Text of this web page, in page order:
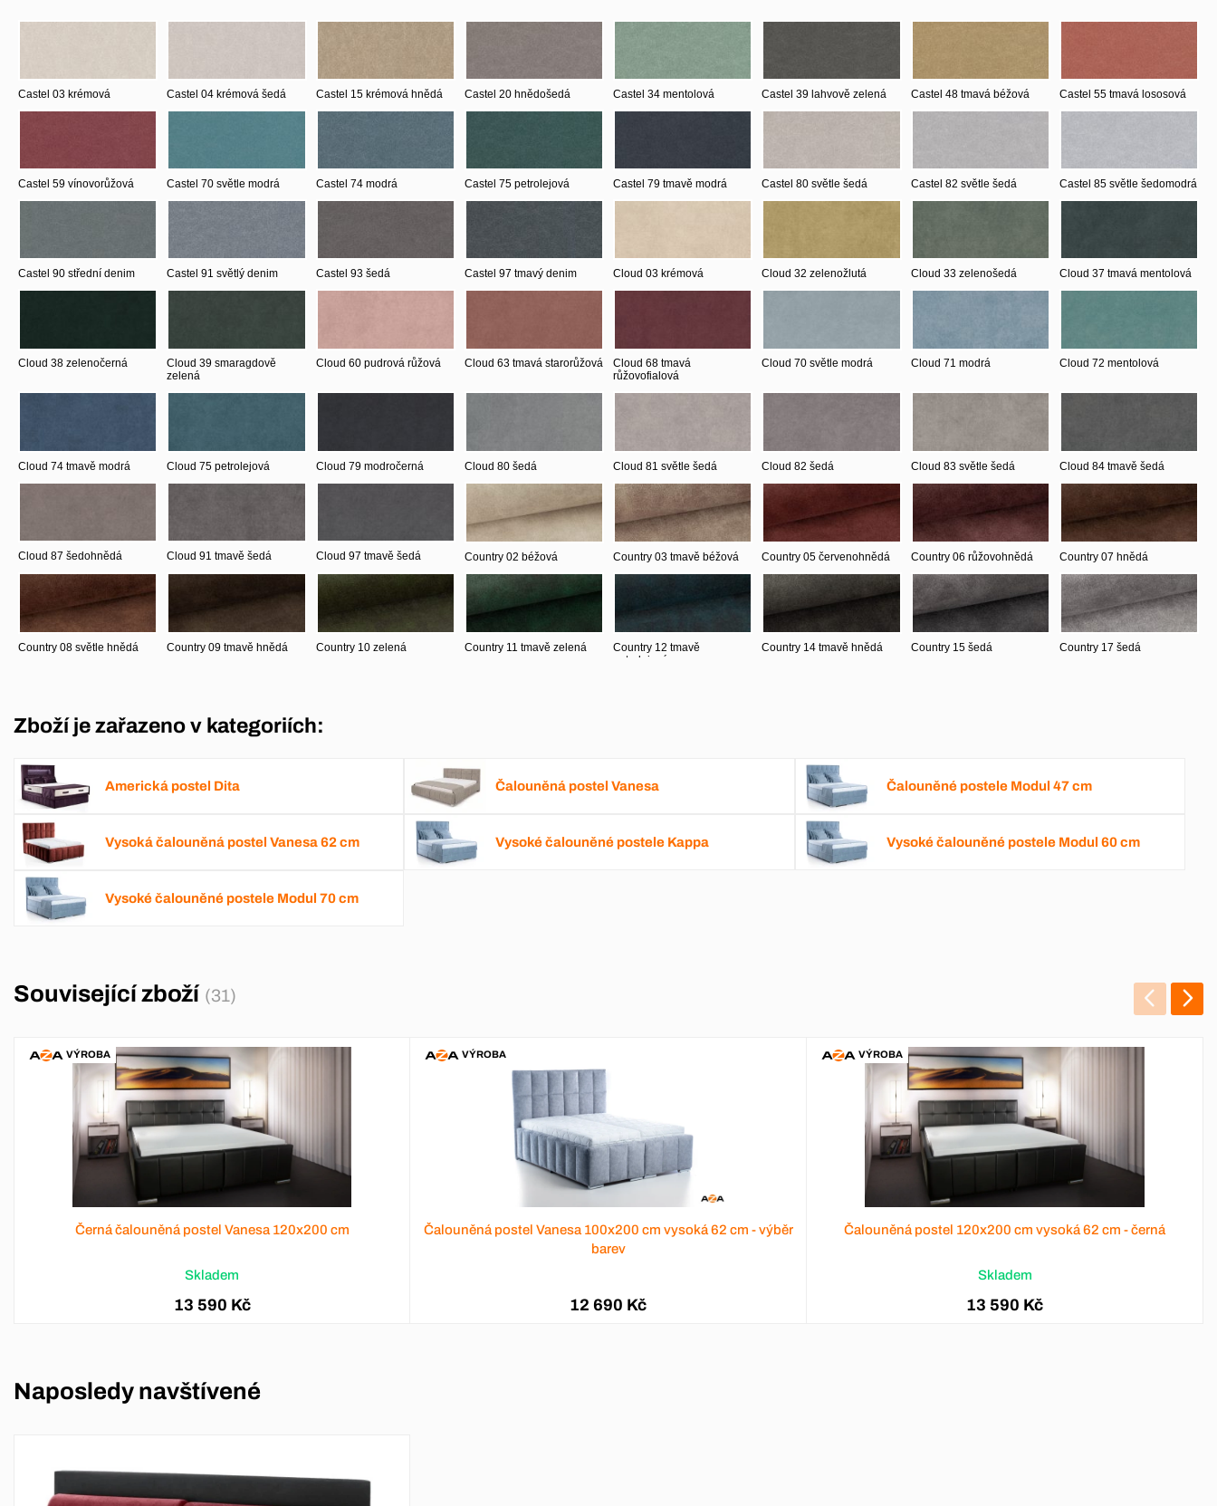
Zboží je zařazeno v kategoriích:
Americká postel Dita Čalouněná postel Vanesa Čalouněné postele Modul 47 cm
Vysoká čalouněná postel Vanesa 62 cm Vysoké čalouněné postele Kappa Vysoké čalouněné postele Modul 60 cm
Vysoké čalouněné postele Modul 70 cm
Související zboží (31)
VÝROBA
Černá čalouněná postel Vanesa 120x200 cm
Skladem
13 590 Kč
VÝROBA
Čalouněná postel Vanesa 100x200 cm vysoká 62 cm - výběr
barev
12 690 Kč
VÝROBA
Čalouněná postel 120x200 cm vysoká 62 cm - černá
Skladem
13 590 Kč
Naposledy navštívené